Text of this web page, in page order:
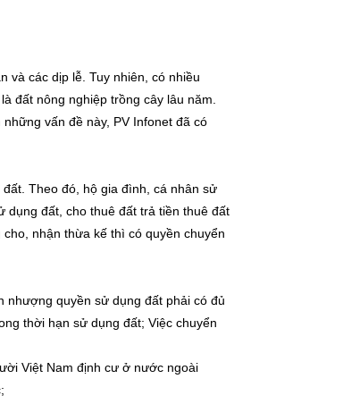
và các dịp lễ. Tuy nhiên, có nhiều
đất nông nghiệp trồng cây lâu năm.
vấn đề này, PV Infonet đã có
Theo đó, hộ gia đình, cá nhân sử
đất, cho thuê đất trả tiền thuê đất
nhận thừa kế thì có quyền chuyển
nhượng quyền sử dụng đất phải có đủ
thời hạn sử dụng đất; Việc chuyển
Việt Nam định cư ở nước ngoài